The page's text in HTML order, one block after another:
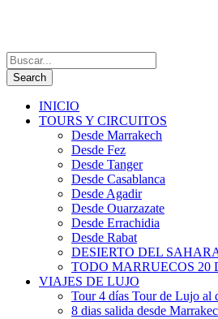
INICIO
TOURS Y CIRCUITOS
Desde Marrakech
Desde Fez
Desde Tanger
Desde Casablanca
Desde Agadir
Desde Ouarzazate
Desde Errachidia
Desde Rabat
DESIERTO DEL
TODO MARRUECOS 20
VIAJES DE LUJO
Tour 4 días Tour de Lujo al
8 dias salida desde